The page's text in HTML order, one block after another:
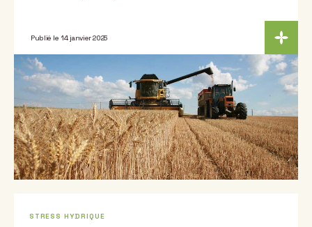
Publié le 14 janvier 2025
STRESS HYDRIQUE